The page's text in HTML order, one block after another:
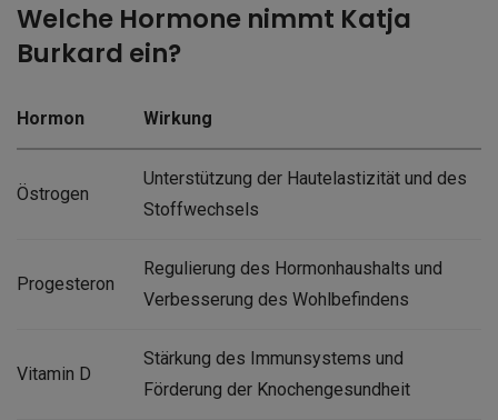
Welche Hormone nimmt Katja
Burkard ein?
Hormon Wirkung
Östrogen
Unterstützung der Hautelastizität und des
Stoffwechsels
Progesteron
Regulierung des Hormonhaushalts und
Verbesserung des Wohlbefindens
Vitamin D
Stärkung des Immunsystems und
Förderung der Knochengesundheit